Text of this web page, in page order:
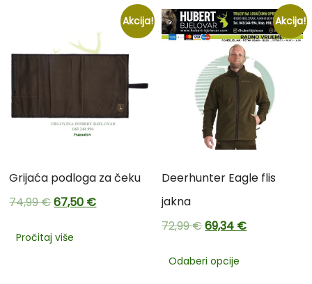
Akcija!
Grijaća podloga za čeku
74,99€67,50 €
Pročitaj više
Akcija!
Deerhunter Eagle flis
jakna
72,99€69,34 €
Odaberi opcije